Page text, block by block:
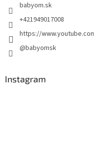
babyom.sk
+421949017008
https://
@babyomsk
Instagram